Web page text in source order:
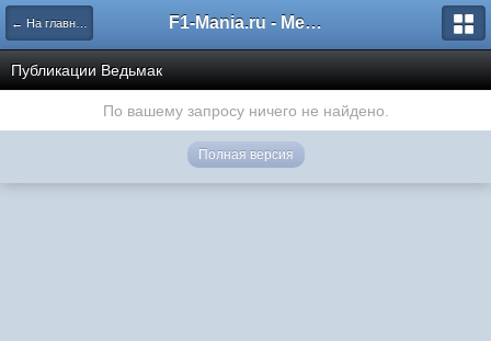
← На главную F1-Mania.ru - Международный чемпионат по симрейсингу
Публикации Ведьмак
По вашему запросу ничего не найдено.
Полная версия